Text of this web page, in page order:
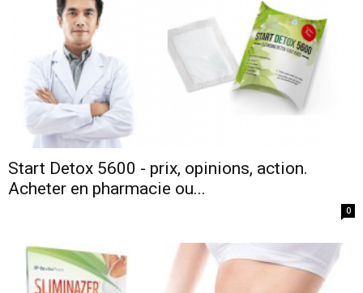
Start Detox 5600 - prix, opinions, action.
Acheter en pharmacie ou...
0